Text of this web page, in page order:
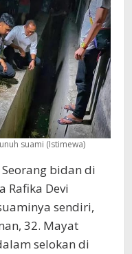
suami (Istimewa)
Seorang bidan di
Rafika Devi
sendiri,
32. Mayat
selokan di